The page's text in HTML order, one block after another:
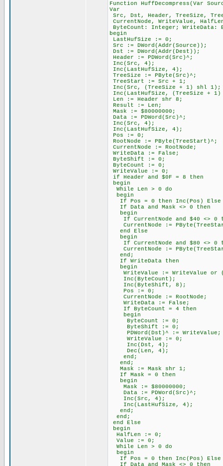
Function HuffDecompress(Var
Var
Src, Dst, Header, TreeSize,
CurrentNode, WriteValue,
ByteCount: Integer; WriteData:
begin
LastHufSize := 0;
Src := DWord(Addr(Source));
Dst := DWord(Addr(Dest));
Header := PDWord(Src)^;
Inc(Src, 4);
Inc(LastHufSize, 4);
TreeSize := PByte(Src)^;
TreeStart := Src + 1;
Inc(Src, (TreeSize + 1) shl 1);
Inc(LastHufSize, (TreeSize +
Len := Header shr 8;
Result := Len;
Mask := $80000000;
Data := PDWord(Src)^;
Inc(Src, 4);
Inc(LastHufSize, 4);
Pos := 0;
RootNode := PByte(TreeStart)^;
CurrentNode := RootNode;
WriteData := False;
ByteShift := 0;
ByteCount := 0;
WriteValue := 0;
if Header and $0F = 8 then
begin
While Len > 0 do
begin
If Pos = 0 then Inc(Pos) Else
If Data and Mask <> 0 then
begin
If CurrentNode and $40 <> 0
CurrentNode :=
end Else
begin
If CurrentNode and $80 <> 0
CurrentNode :=
end;
If WriteData then
begin
WriteValue := WriteValue or
Inc(ByteCount);
Inc(ByteShift, 8);
Pos := 0;
CurrentNode := RootNode;
WriteData := False;
If ByteCount = 4 then
begin
ByteCount := 0;
ByteShift := 0;
PDWord(Dst)^ := WriteValue;
WriteValue := 0;
Inc(Dst, 4);
Dec(Len, 4);
end;
end;
Mask := Mask shr 1;
If Mask = 0 then
begin
Mask := $80000000;
Data := PDWord(Src)^;
Inc(Src, 4);
Inc(LastHufSize, 4);
end;
end;
end Else
begin
HalfLen := 0;
Value := 0;
While Len > 0 do
begin
If Pos = 0 then Inc(Pos) Else
If Data and Mask <> 0 then